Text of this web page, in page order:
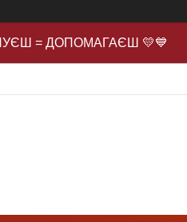
= ДОПОМАГАЄШ 💛💙